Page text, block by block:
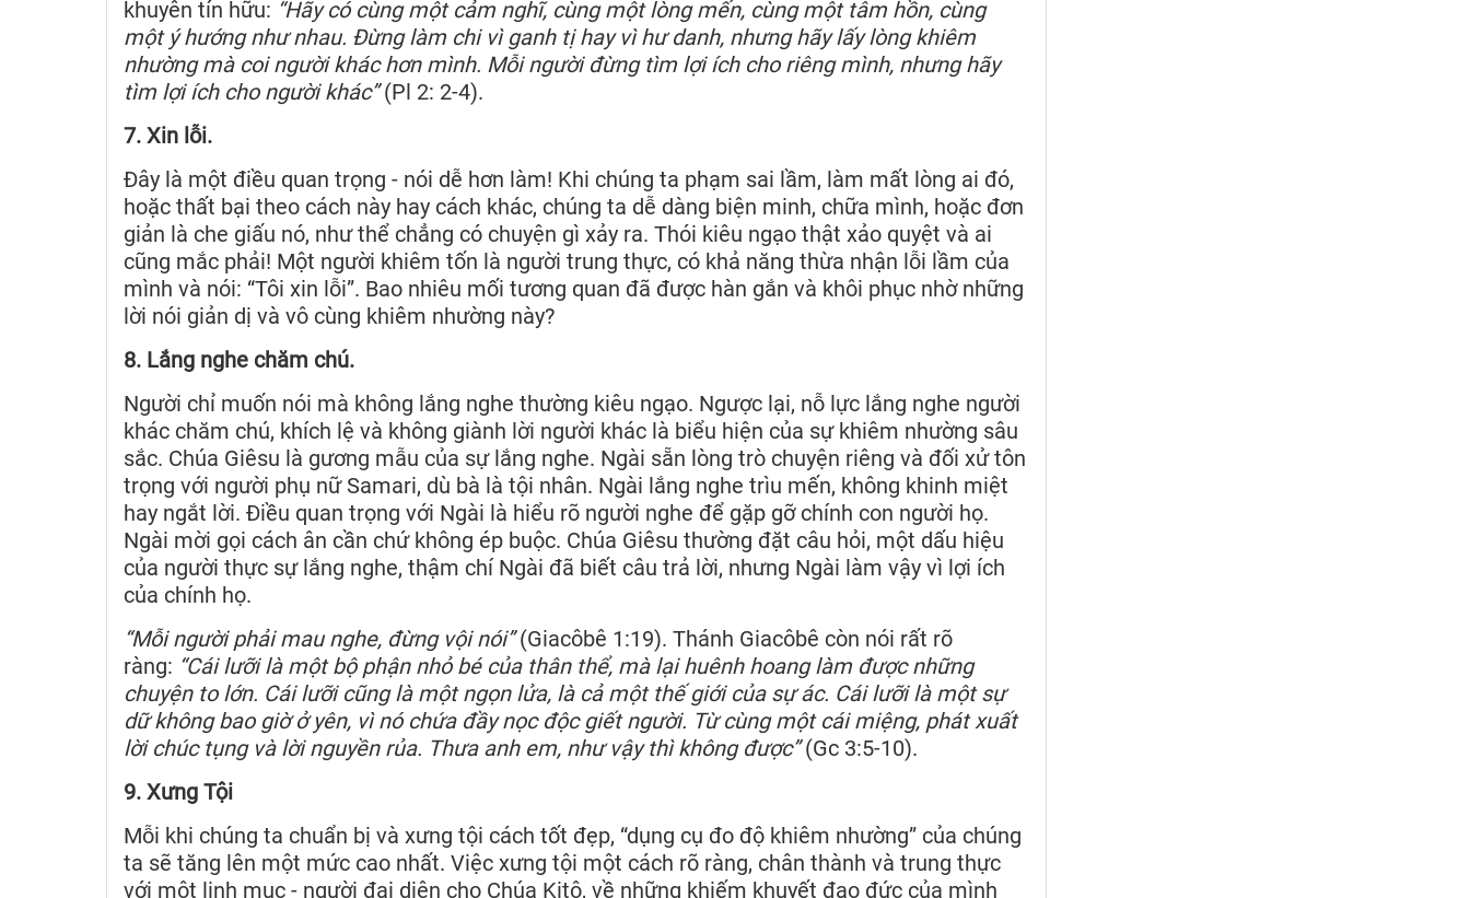
khuyên tín hữu: “Hãy có cùng một cảm nghĩ, cùng một lòng mến, cùng một tâm hồn, cùng
một ý hướng như nhau. Đừng làm chi vì ganh tị hay vì hư danh, nhưng hãy lấy lòng khiêm
nhường mà coi người khác hơn mình. Mỗi người đừng tìm lợi ích cho riêng mình, nhưng hãy
tìm lợi ích cho người khác”(Pl 2: 2-4).
7. Xin lỗi.
Đây là một điều quan trọng - nói dễ hơn làm! Khi chúng ta phạm sai lầm, làm mất lòng ai đó,
hoặc thất bại theo cách này hay cách khác, chúng ta dễ dàng biện minh, chữa mình, hoặc đơn
giản là che giấu nó, như thể chẳng có chuyện gì xảy ra. Thói kiêu ngạo thật xảo quyệt và ai
cũng mắc phải! Một người khiêm tốn là người trung thực, có khả năng thừa nhận lỗi lầm của
mình và nói: “Tôi xin lỗi”. Bao nhiêu mối tương quan đã được hàn gắn và khôi phục nhờ những
lời nói giản dị và vô cùng khiêm nhường này?
8. Lắng nghe chăm chú.
Người chỉ muốn nói mà không lắng nghe thường kiêu ngạo. Ngược lại, nỗ lực lắng nghe người
khác chăm chú, khích lệ và không giành lời người khác là biểu hiện của sự khiêm nhường sâu
sắc. Chúa Giêsu là gương mẫu của sự lắng nghe. Ngài sẵn lòng trò chuyện riêng và đối xử tôn
trọng với người phụ nữ Samari, dù bà là tội nhân. Ngài lắng nghe trìu mến, không khinh miệt
hay ngắt lời. Điều quan trọng với Ngài là hiểu rõ người nghe để gặp gỡ chính con người họ.
Ngài mời gọi cách ân cần chứ không ép buộc. Chúa Giêsu thường đặt câu hỏi, một dấu hiệu
của người thực sự lắng nghe, thậm chí Ngài đã biết câu trả lời, nhưng Ngài làm vậy vì lợi ích
của chính họ.
“Mỗi người phải mau nghe, đừng vội nói”(Giacôbê 1:19). Thánh Giacôbê còn nói rất rõ
ràng: “Cái lưỡi là một bộ phận nhỏ bé của thân thể, mà lại huênh hoang làm được những
chuyện to lớn. Cái lưỡi cũng là một ngọn lửa, là cả một thế giới của sự ác. Cái lưỡi là một sự
dữ không bao giờ ở yên, vì nó chứa đầy nọc độc giết người. Từ cùng một cái miệng, phát xuất
lời chúc tụng và lời nguyền rủa. Thưa anh em, như vậy thì không được”(Gc 3:5-10).
9. Xưng Tội
Mỗi khi chúng ta chuẩn bị và xưng tội cách tốt đẹp, “dụng cụ đo độ khiêm nhường” của chúng
ta sẽ tăng lên một mức cao nhất. Việc xưng tội một cách rõ ràng, chân thành và trung thực
với một linh mục - người đại diện cho Chúa Kitô, về những khiếm khuyết đạo đức của mình